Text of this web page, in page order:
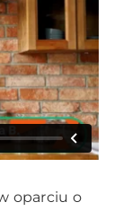
oparciu o